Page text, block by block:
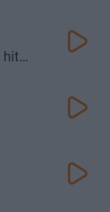
hit